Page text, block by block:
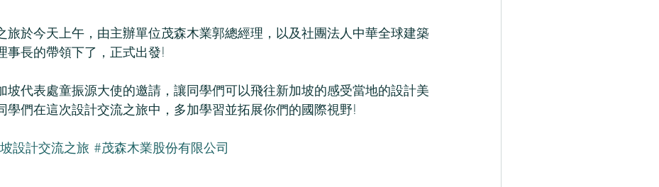
旅於今天上午，由主辦單位茂森木業郭總經理，以及社團法人中華全球建築
事長的帶領下了，正式出發!
坡代表處童振源大使的邀請，讓同學們可以飛往新加坡的感受當地的設計美
學們在這次設計交流之旅中，多加學習並拓展你們的國際視野!
設計交流之旅 #茂森木業股份有限公司